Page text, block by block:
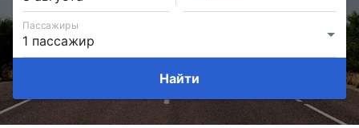
Пассажиры
Найти